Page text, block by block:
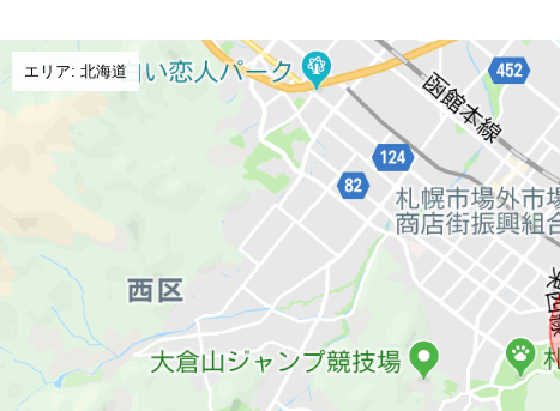
エリア: 北海道